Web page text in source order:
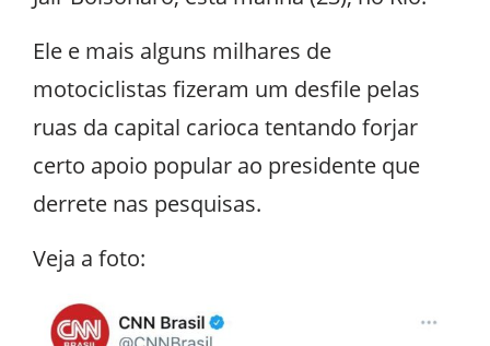
Ele e mais alguns milhares de
motociclistas fizeram um desfile pelas
ruas da capital carioca tentando forjar
certo apoio popular ao presidente que
derrete nas pesquisas.
Veja a foto: